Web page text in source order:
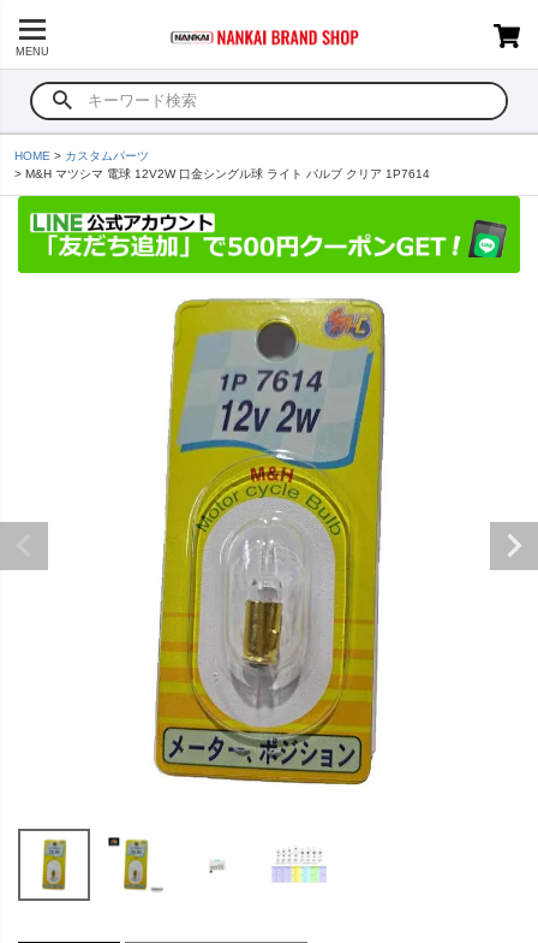
MENU
HOME
カスタムパーツ
M&H マツシマ 電球 12V2W 口金シングル球 ライト バルブ クリア 1P7614